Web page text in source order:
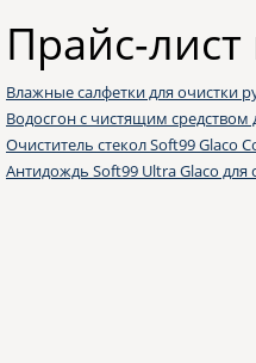
Прайс-лист
Влажные салфетки для очистки
Водосгон с чистящим
Очиститель стекол Soft99 Glaco
Антидождь Soft99 Ultra Glaco для